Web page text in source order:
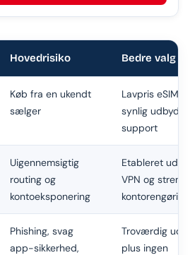
Hovedrisiko Bedre valg
Køb fra en ukendt
sælger
Lavpris eSIM
synlig
support
Uigennemsigtig
routing og
kontoeksponering
Etableret
VPN og streng
kontorengøring
Phishing, svag
app-sikkerhed,
Troværdig
plus ingen